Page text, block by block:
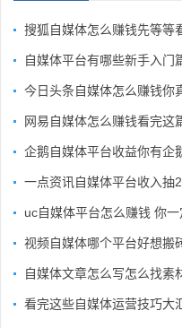
搜狐自媒体怎么赚钱先等等
自媒体平台有哪些新手入门
今日头条自媒体怎么赚钱你
网易自媒体怎么赚钱看完这
企鹅自媒体平台收益你有企
一点资讯自媒体平台收入抽
uc自媒体平台怎么赚钱 你一
视频自媒体哪个平台好想搬
自媒体文章怎么写怎么找素
看完这些自媒体运营技巧大